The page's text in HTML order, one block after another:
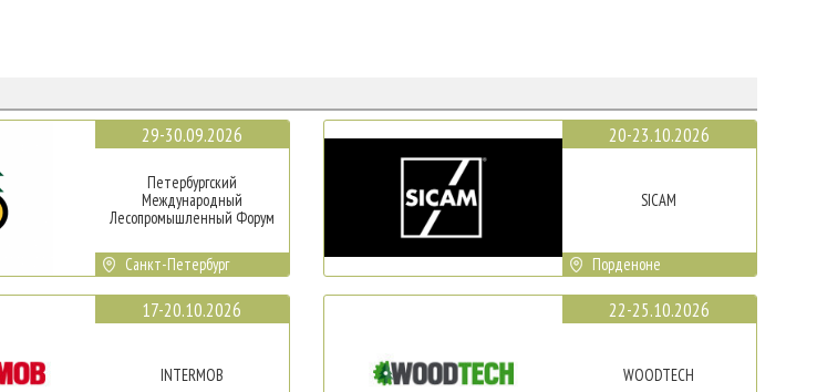
29-30.09.2026
Петербургский
Международный
Лесопромышленный Форум
Санкт-Петербург
17-20.10.2026
INTERMOB
20-23.10.2026
SICAM
Порденоне
22-25.10.2026
WOODTECH